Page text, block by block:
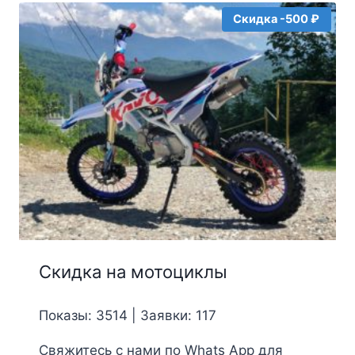
Скидка -500 ₽
Скидка на мотоциклы
Показы: 3514 | Заявки: 117
Свяжитесь с нами по Whats App для